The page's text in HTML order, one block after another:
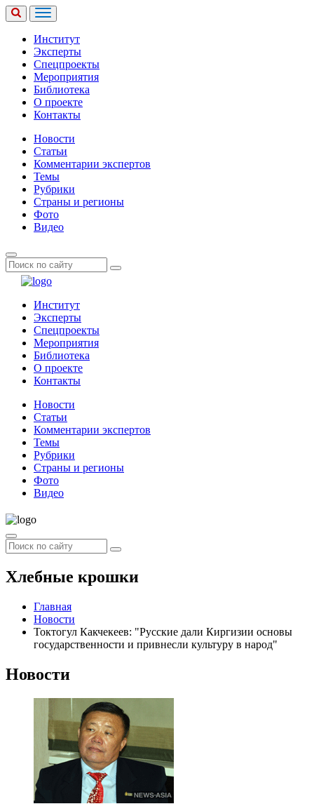
Институт
Эксперты
Спецпроекты
Мероприятия
Библиотека
О проекте
Контакты
Новости
Статьи
Комментарии экспертов
Темы
Рубрики
Страны и регионы
Фото
Видео
Институт
Эксперты
Спецпроекты
Мероприятия
Библиотека
О проекте
Контакты
Новости
Статьи
Комментарии экспертов
Темы
Рубрики
Страны и регионы
Фото
Видео
Хлебные крошки
Главная
Новости
Токтогул Какчекеев: "Русские дали Киргизии основы
государственности и привнесли культуру в народ"
Новости